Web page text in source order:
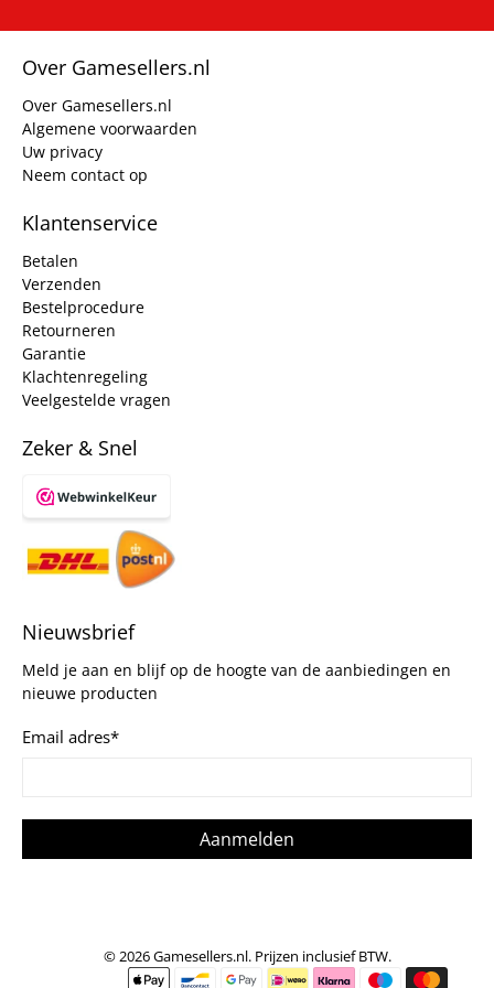
Over Gamesellers.nl
Over Gamesellers.nl
Algemene voorwaarden
Uw privacy
Neem contact op
Klantenservice
Betalen
Verzenden
Bestelprocedure
Retourneren
Garantie
Klachtenregeling
Veelgestelde vragen
Zeker & Snel
Nieuwsbrief
Meld je aan en blijf op de hoogte van de aanbiedingen en
nieuwe producten
Email adres*
Aanmelden
© 2026Gamesellers.nl. Prijzen inclusief BTW.